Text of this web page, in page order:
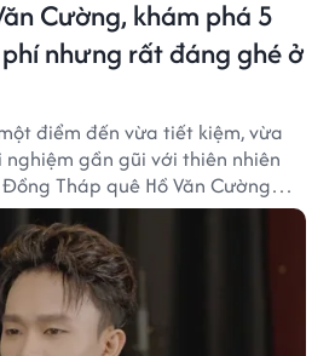
Cường, khám phá 5
nhưng rất đáng ghé ở
điểm đến vừa tiết kiệm, vừa
gần gũi với thiên nhiên
Tháp quê Hồ Văn Cường
đáng cân nhắc.